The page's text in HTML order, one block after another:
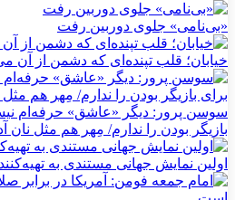
«بی‌نامی» جلوی دوربین رفت
خیابان؛ قلب تپنده‌ای که دشمن از آن
سوسن پرور: دیگر «عاشق» حرفه‌ام
بازیگر بودن را ندارم/ مِهر هم مثل نان
اولین نمایش جهانی مستندی به